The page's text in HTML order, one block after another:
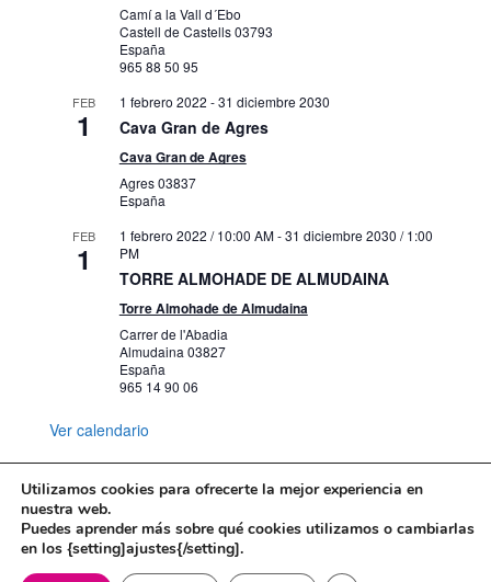
Camí a la Vall d´Ebo
Castell de Castells03793
España
965 88 50 95
FEB
1
1 febrero 2022 -31 diciembre 2030
Cava Gran de Agres
Cava Gran de Agres
Agres03837
España
FEB
1
1 febrero 2022 / 10:00 AM-31 diciembre 2030 / 1:00
PM
TORRE ALMOHADE DE ALMUDAINA
Torre Almohade de Almudaina
Carrer de l'Abadia
Almudaina03827
España
965 14 90 06
Ver calendario
Mapa web
Política de Privacidad
Politica de cookies
Utilizamos cookies para ofrecerte la mejor experiencia en
nuestra web.
Puedes aprender más sobre qué cookies utilizamos o cambiarlas
en los {setting]ajustes{/setting].